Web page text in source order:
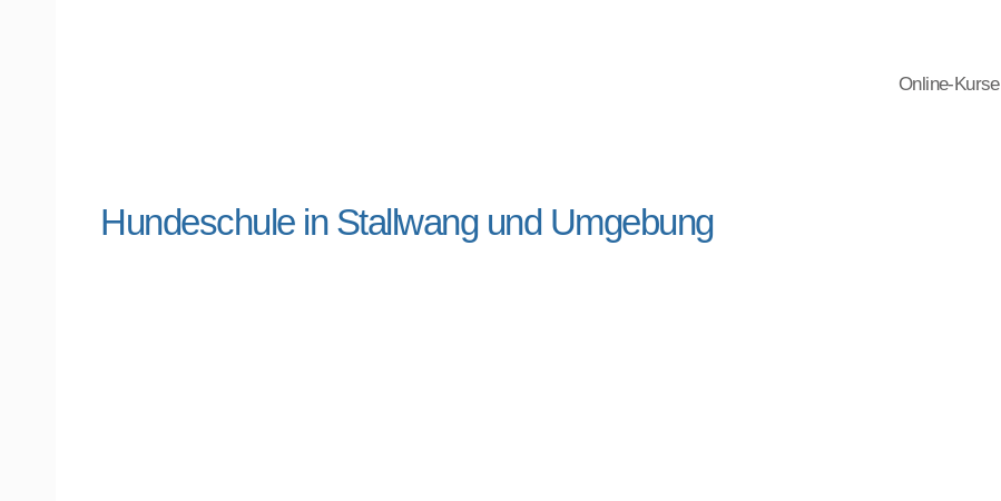
Online-Kurse
Hundeschule in Stallwang und Umgebung